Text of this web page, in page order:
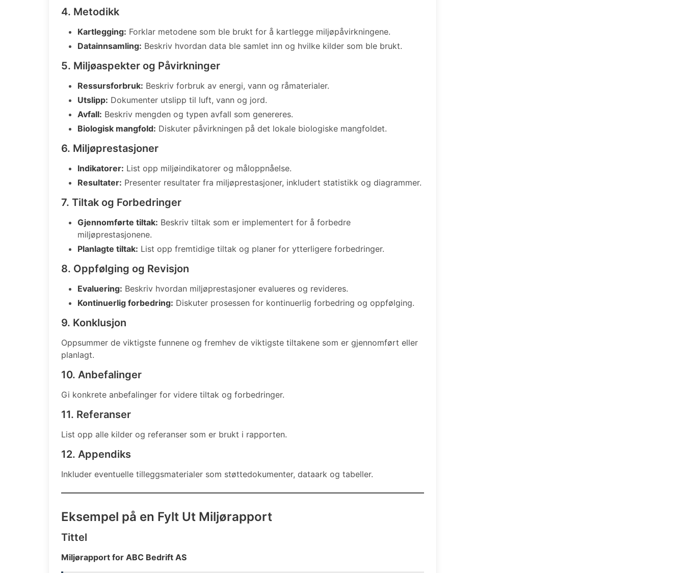
4. Metodikk
Kartlegging: Forklar metodene som ble brukt for å kartlegge miljøpåvirkningene.
Datainnsamling: Beskriv hvordan data ble samlet inn og hvilke kilder som ble brukt.
5. Miljøaspekter og Påvirkninger
Ressursforbruk: Beskriv forbruk av energi, vann og råmaterialer.
Utslipp: Dokumenter utslipp til luft, vann og jord.
Avfall: Beskriv mengden og typen avfall som genereres.
Biologisk mangfold: Diskuter påvirkningen på det lokale biologiske mangfoldet.
6. Miljøprestasjoner
Indikatorer: List opp miljøindikatorer og måloppnåelse.
Resultater: Presenter resultater fra miljøprestasjoner, inkludert statistikk og diagrammer.
7. Tiltak og Forbedringer
Gjennomførte tiltak: Beskriv tiltak som er implementert for å forbedre
miljøprestasjonene.
Planlagte tiltak: List opp fremtidige tiltak og planer for ytterligere forbedringer.
8. Oppfølging og Revisjon
Evaluering: Beskriv hvordan miljøprestasjoner evalueres og revideres.
Kontinuerlig forbedring: Diskuter prosessen for kontinuerlig forbedring og oppfølging.
9. Konklusjon
Oppsummer de viktigste funnene og fremhev de viktigste tiltakene som er gjennomført eller
planlagt.
10. Anbefalinger
Gi konkrete anbefalinger for videre tiltak og forbedringer.
11. Referanser
List opp alle kilder og referanser som er brukt i rapporten.
12. Appendiks
Inkluder eventuelle tilleggsmaterialer som støttedokumenter, dataark og tabeller.
Eksempel på en Fylt Ut Miljørapport
Tittel
Miljørapport for ABC Bedrift AS